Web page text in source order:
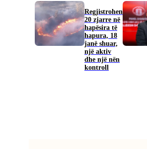
Regjistrohen
20 zjarre në
hapësira të
hapura, 18
janë shuar,
një aktiv
dhe një nën
kontroll